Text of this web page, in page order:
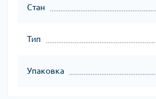
Стан
Тип
Упаковка